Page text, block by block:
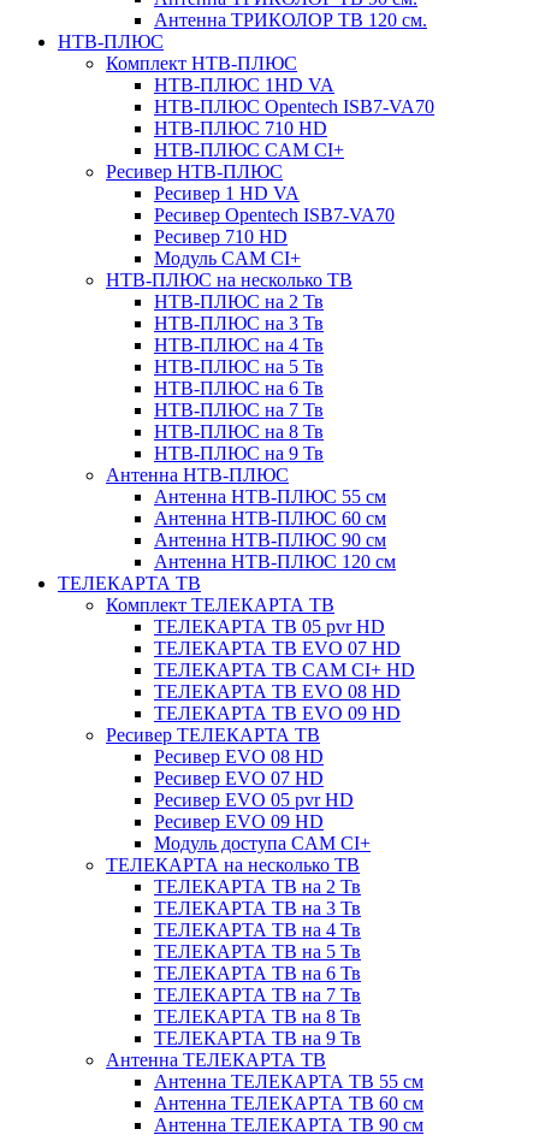
Антенна ТРИКОЛОР ТВ 120 см.
НТВ-ПЛЮС
Комплект НТВ-ПЛЮС
НТВ-ПЛЮС 1HD VA
НТВ-ПЛЮС Opentech ISB7-VA70
НТВ-ПЛЮС 710 HD
НТВ-ПЛЮС CAM CI+
Ресивер НТВ-ПЛЮС
Ресивер 1 HD VA
Ресивер Opentech ISB7-VA70
Ресивер 710 HD
Модуль CAM CI+
НТВ-ПЛЮС на несколько ТВ
НТВ-ПЛЮС на 2 Тв
НТВ-ПЛЮС на 3 Тв
НТВ-ПЛЮС на 4 Тв
НТВ-ПЛЮС на 5 Тв
НТВ-ПЛЮС на 6 Тв
НТВ-ПЛЮС на 7 Тв
НТВ-ПЛЮС на 8 Тв
НТВ-ПЛЮС на 9 Тв
Антенна НТВ-ПЛЮС
Антенна НТВ-ПЛЮС 55 см
Антенна НТВ-ПЛЮС 60 см
Антенна НТВ-ПЛЮС 90 см
Антенна НТВ-ПЛЮС 120 см
ТЕЛЕКАРТА ТВ
Комплект ТЕЛЕКАРТА ТВ
ТЕЛЕКАРТА ТВ 05 pvr HD
ТЕЛЕКАРТА ТВ EVO 07 HD
ТЕЛЕКАРТА ТВ CAM CI+ HD
ТЕЛЕКАРТА ТВ EVO 08 HD
ТЕЛЕКАРТА ТВ EVO 09 HD
Ресивер ТЕЛЕКАРТА ТВ
Ресивер EVO 08 HD
Ресивер EVO 07 HD
Ресивер EVO 05 pvr HD
Ресивер EVO 09 HD
Модуль доступа CAM CI+
ТЕЛЕКАРТА на несколько ТВ
ТЕЛЕКАРТА ТВ на 2 Тв
ТЕЛЕКАРТА ТВ на 3 Тв
ТЕЛЕКАРТА ТВ на 4 Тв
ТЕЛЕКАРТА ТВ на 5 Тв
ТЕЛЕКАРТА ТВ на 6 Тв
ТЕЛЕКАРТА ТВ на 7 Тв
ТЕЛЕКАРТА ТВ на 8 Тв
ТЕЛЕКАРТА ТВ на 9 Тв
Антенна ТЕЛЕКАРТА ТВ
Антенна ТЕЛЕКАРТА ТВ 55 см
Антенна ТЕЛЕКАРТА ТВ 60 см
Антенна ТЕЛЕКАРТА ТВ 90 см